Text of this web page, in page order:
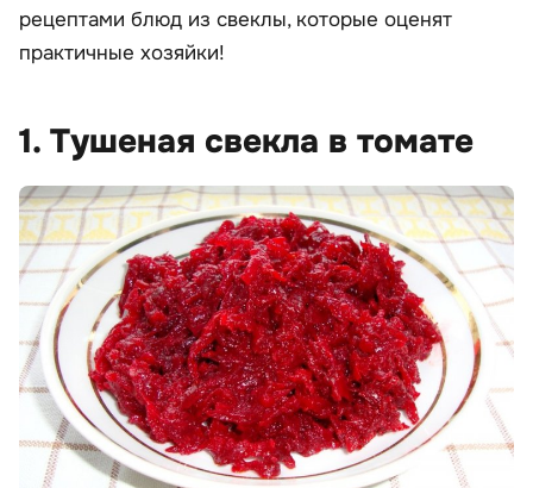
рецептами блюд из свеклы, которые оценят
практичные хозяйки!
1. Тушеная свекла в томате